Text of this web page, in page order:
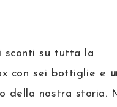
su tutta la
con sei bottiglie e
della nostra storia.